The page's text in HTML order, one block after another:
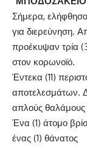
Σήμερα,
για διερεύνηση.
προέκυψαν τρία
στον κορωνοϊό.
Έντεκα (11)
αποτελεσμάτων.
απλούς
Ένα (1) άτομο
ένας (1) θάνατος